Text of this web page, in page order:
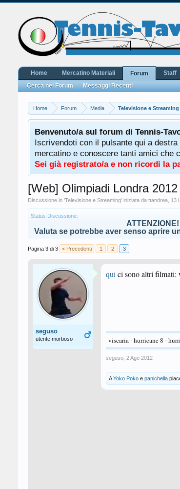
Home Forum Media Televisione e Streaming
Benvenuto/a sul forum di Tennis-
Iscrivendoti con il pulsante qui a
mercatino e conoscere tanti amici che
Sei già registrato/a e non ricordi la
[Web] Olimpiadi Londra
Discussione in 'Televisione e Streaming' iniziata da ttandrea 13
Status Discussione:
Valuta se potrebbe aver senso aprire
Pagina 3 di 3 < Precedenti 1 2 3
seguso
utente morboso
qui ci sono altri filmati:
viscaria - hurricane 8 -
seguso 2 Ago 2012
AYoko Poko e panichella
Home Mercatino Materiali
Forum
Cerca nei Forum
Messaggi Recenti
Staff